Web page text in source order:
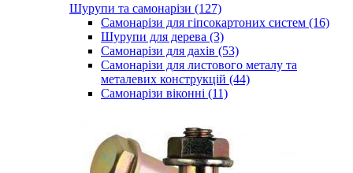
Шурупи та самонарізи (127)
Самонарізи для гіпсокартоних систем (16)
Шурупи для дерева (3)
Самонарізи для дахів (53)
Самонарізи для листового металу та
металевих конструкцій (44)
Самонарізи віконні (11)